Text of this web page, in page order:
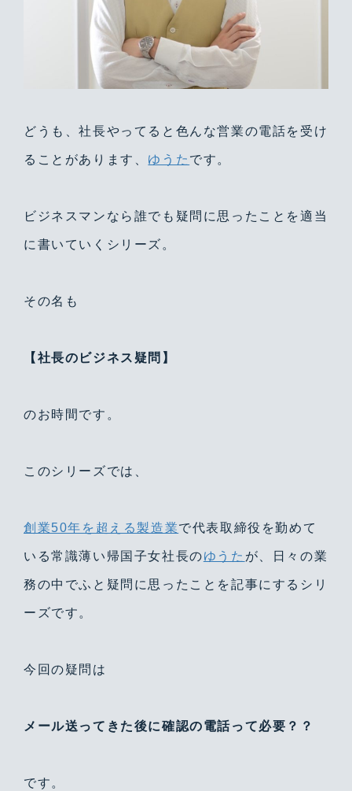
どうも、社長やってると色んな営業の電話を受け
ることがあります、 ゆうた です。
ビジネスマンなら誰でも疑問に思ったことを適当
に書いていくシリーズ。
その名も
【社長のビジネス疑問】
のお時間です。
このシリーズでは、
創業50年を超える製造業で代表取締役を勤めて
いる常識薄い帰国子女社長のゆうた が、日々の業
務の中でふと疑問に思ったことを記事にするシリ
ーズです。
今回の疑問は
メール送ってきた後に確認の電話って必要？？
です。